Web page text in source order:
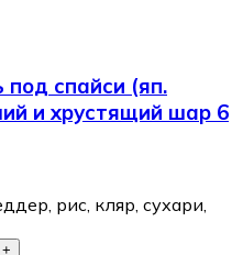
под спайси (яп.
и хрустящий шар 6
рис, кляр, сухари,